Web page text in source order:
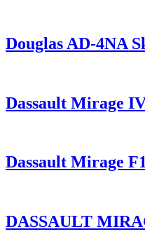
Douglas AD-4NA
Dassault Mirage
Dassault Mirage
DASSAULT